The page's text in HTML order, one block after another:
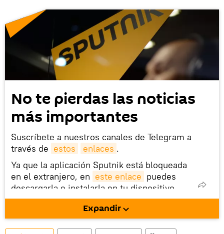
No te pierdas las noticias
más importantes
Suscríbete a nuestros canales de Telegram a
través de estos enlaces .
Ya que la aplicación Sputnik está bloqueada
en el extranjero, en este enlace puedes
descargarla e instalarla en tu dispositivo
móvil (¡solo para Android!).
También tenemos una cuenta en la red
social rusa VK .
Expandir